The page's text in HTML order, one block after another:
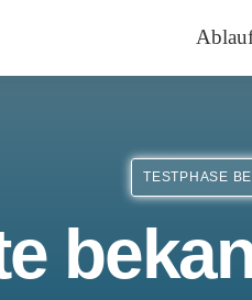
TESTPHASE